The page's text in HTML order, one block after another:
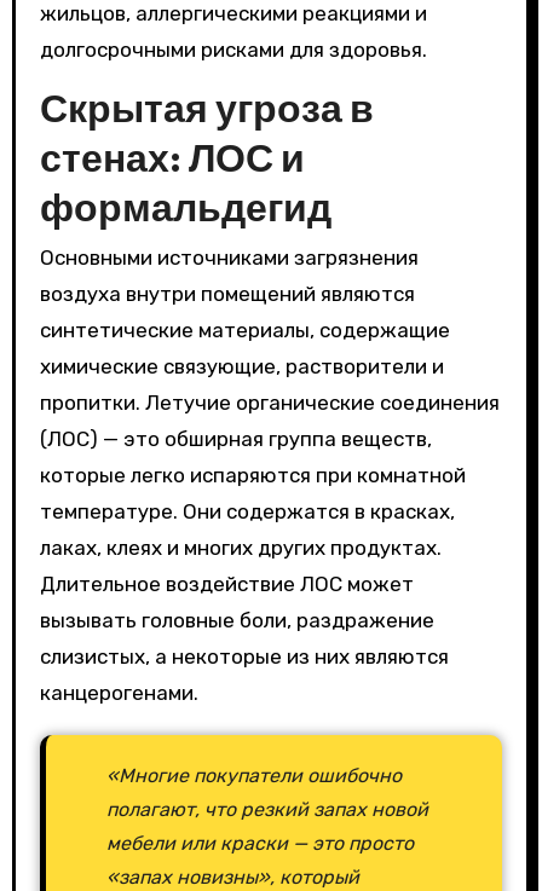
жильцов, аллергическими реакциями и
долгосрочными рисками для здоровья.
Скрытая угроза в
стенах: ЛОС и
формальдегид
Основными источниками загрязнения
воздуха внутри помещений являются
синтетические материалы, содержащие
химические связующие, растворители и
пропитки. Летучие органические соединения
(ЛОС) — это обширная группа веществ,
которые легко испаряются при комнатной
температуре. Они содержатся в красках,
лаках, клеях и многих других продуктах.
Длительное воздействие ЛОС может
вызывать головные боли, раздражение
слизистых, а некоторые из них являются
канцерогенами.
«Многие покупатели ошибочно
полагают, что резкий запах новой
мебели или краски — это просто
«запах новизны», который